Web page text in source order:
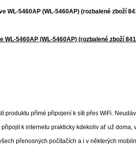
WL-5460AP (WL-5460AP) (rozbalené zboží
5460AP (WL-5460AP) (rozbalené zboží
produktu přímé připojení k síti přes WiFi.
k internetu prakticky kdekoliv ať už doma,
přenosných počítačích a i v některých